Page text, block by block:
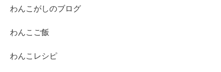
わんこがしのブログ
わんこご飯
わんこレシピ